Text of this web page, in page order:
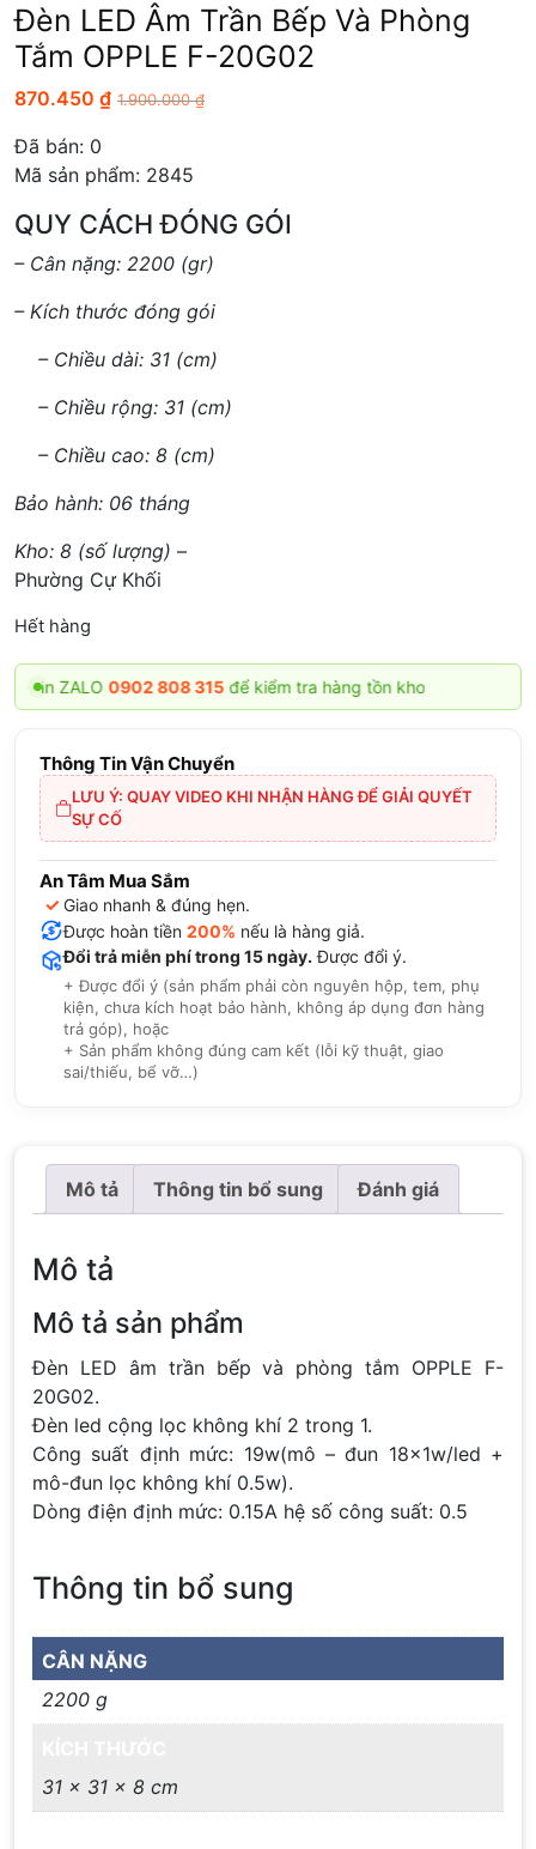
Đèn LED Âm Trần Bếp Và Phòng
Tắm OPPLE F-20G02
870.450 ₫ 1.900.000₫
Đã bán: 0
Mã sản phẩm: 2845
QUY CÁCH ĐÓNG GÓI
– Cân nặng: 2200 (gr)
– Kích thước đóng gói
– Chiều dài: 31 (cm)
– Chiều rộng: 31 (cm)
– Chiều cao: 8 (cm)
Bảo hành: 06 tháng
Kho: 8 (số lượng) –
Phường Cự Khối
Hết hàng
ZALO0902 808 315để kiểm tra hàng tồn kho
Thông Tin Vận Chuyển
LƯU Ý: QUAY VIDEO KHI NHẬN HÀNG ĐỂ GIẢI QUYẾT
SỰ CỐ
An Tâm Mua Sắm
✓ Giao nhanh & đúng hẹn.
Được hoàn tiền 200% nếu là hàng giả.
Đổi trả miễn phí trong 15 ngày. Được đổi ý.
+ Được đổi ý (sản phẩm phải còn nguyên hộp, tem, phụ
kiện, chưa kích hoạt bảo hành, không áp dụng đơn hàng
trả góp), hoặc
+ Sản phẩm không đúng cam kết (lỗi kỹ thuật, giao
sai/thiếu, bể vỡ…)
Mô tả Thông tin bổ sung Đánh giá
Mô tả
Mô tả sản phẩm
Đèn LED âm trần bếp và phòng tắm OPPLE F-
20G02.
Đèn led cộng lọc không khí 2 trong 1.
Công suất định mức: 19w(mô – đun 18x1w/led +
mô-đun lọc không khí 0.5w).
Dòng điện định mức: 0.15A hệ số công suất: 0.5
Thông tin bổ sung
CÂN NẶNG
2200 g
31 × 31 × 8 cm